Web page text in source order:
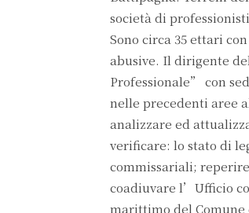
società di
Sono circa 35 ettari
abusive. Il dirigente
Professionale” con
nelle precedenti aree
analizzare ed
verificare: lo stato di
commissariali;
coadiuvare l’Ufficio
marittimo del Comune